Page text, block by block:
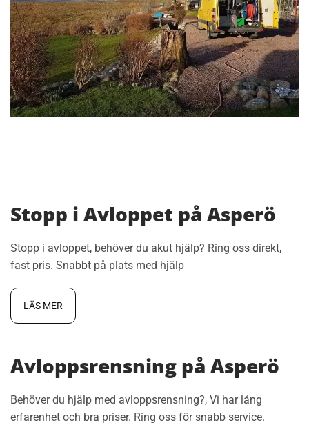
Stopp i Avloppet på Asperö
Stopp i avloppet, behöver du akut hjälp? Ring oss direkt,
fast pris. Snabbt på plats med hjälp
LÄS MER
Avloppsrensning på Asperö
Behöver du hjälp med avloppsrensning?, Vi har lång
erfarenhet och bra priser. Ring oss för snabb service.